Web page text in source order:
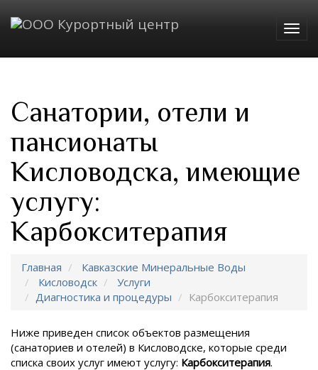
Санатории, отели и
пансионаты
Кисловодска, имеющие
услугу:
Карбокситерапия
Главная
Кавказские Минеральные Воды
Кисловодск
Услуги
Диагностика и процедуры
Карбокситерапия
Ниже приведен список объектов размещения
(санаториев и отелей) в Кисловодске, которые среди
списка своих услуг имеют услугу: Карбокситерапия.